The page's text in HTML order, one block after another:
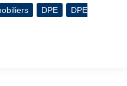
A erDPE DPE